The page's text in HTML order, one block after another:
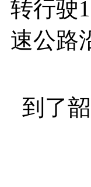
转行驶
速公路
到了